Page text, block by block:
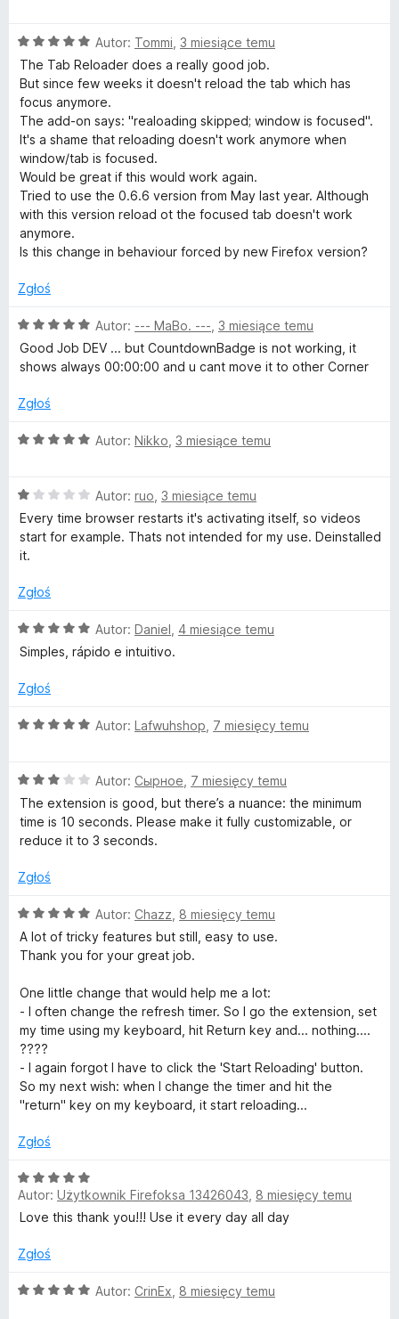
d
e
r
(
p
g
e
u
t
o
e
f
s
h
5
/
5
n
a
:
5
/
5
O
c
e
n
a
:
5
/
5
Autor: Tommi 3 miesiące temu
The Tab Reloader does a really good job.
But since few weeks it doesn't reload the tab which has
focus anymore.
The add-on says: "realoading skipped; window is focused".
It's a shame that reloading doesn't work anymore when
window/tab is focused.
Would be great if this would work again.
Tried to use the 0.6.6 version from May last year. Although
with this version reload ot the focused tab doesn't work
anymore.
Is this change in behaviour forced by new Firefox version?
Zgłoś
O
c
e
a
5
Autor: --- MaBo. --- 3 miesiące temu
Good Job DEV ... but CountdownBadge is not working, it
shows always 00:00:00 and u cant move it to other Corner
Zgłoś
O
n
a
:
5
5
Autor: Nikko 3 miesiące temu
O
c
e
n
:
/
5
Autor: ruo 3 miesiące temu
Every time browser restarts it's activating itself, so videos
start for example. Thats not intended for my use. Deinstalled
it.
Zgłoś
O
c
n
:
5
Autor: Daniel 4 miesiące temu
Simples, rápido e intuitivo.
Zgłoś
O
n
a
:
5
5
Autor: Lafwuhshop 7 miesięcy temu
O
c
e
n
:
/
5
Autor: Сырное 7 miesięcy temu
The extension is good, but there’s a nuance: the minimum
time is 10 seconds. Please make it fully customizable, or
reduce it to 3 seconds.
Zgłoś
O
c
e
a
5
/
Autor: Chazz 8 miesięcy temu
A lot of tricky features but still, easy to use.
Thank you for your great job.
One little change that would help me a lot:
- I often change the refresh timer. So I go the extension, set
my time using my keyboard, hit Return key and... nothing....
????
- I again forgot I have to click the 'Start Reloading' button.
So my next wish: when I change the timer and hit the
"return" key on my keyboard, it start reloading...
Zgłoś
O
c
e
a
5
Autor: Użytkownik Firefoksa 13426043 8 miesięcy temu
Love this thank you!!! Use it every day all day
Zgłoś
O
Autor: CrinEx 8 miesięcy temu